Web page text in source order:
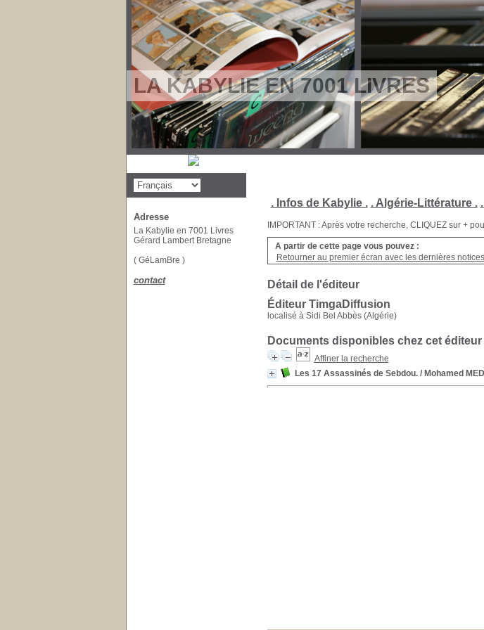
LA KABYLIE EN 7001 LIVRES
. Infos de Kabylie . . Algérie-Littérature .
IMPORTANT : Après votre recherche, CLIQUEZ sur +
A partir de cette page vous pouvez :
Retourner au premier écran avec les dernières
Détail de l'éditeur
Éditeur TimgaDiffusion
localisé à Sidi Bel Abbès (Algérie)
Documents disponibles chez cet éditeur
Affiner la recherche
Les 17 Assassinés de Sebdou./ Mohamed
Adresse
La Kabylie en 7001 Livres
Gérard Lambert Bretagne
( GéLamBre )
contact